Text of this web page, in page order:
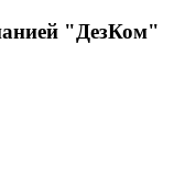
"ДезКом"